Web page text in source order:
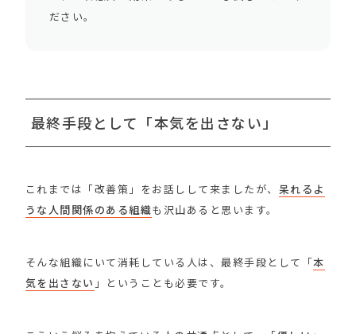
ださい。
最終手段として「本気を出さない」
これまでは「改善策」をお話しして来ましたが、 呆れるよ
うな人間関係のある組織も沢山あると思います。
そんな組織にいて消耗している人は、最終手段として「本
気を出さない 」ということも必要です。